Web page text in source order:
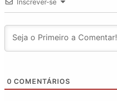
Inscrever-se
0 COMENTÁRIOS